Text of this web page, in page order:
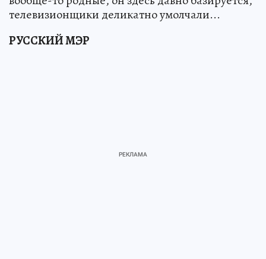
телевизионщики деликатно умолчали...
РУССКИЙ МЭР